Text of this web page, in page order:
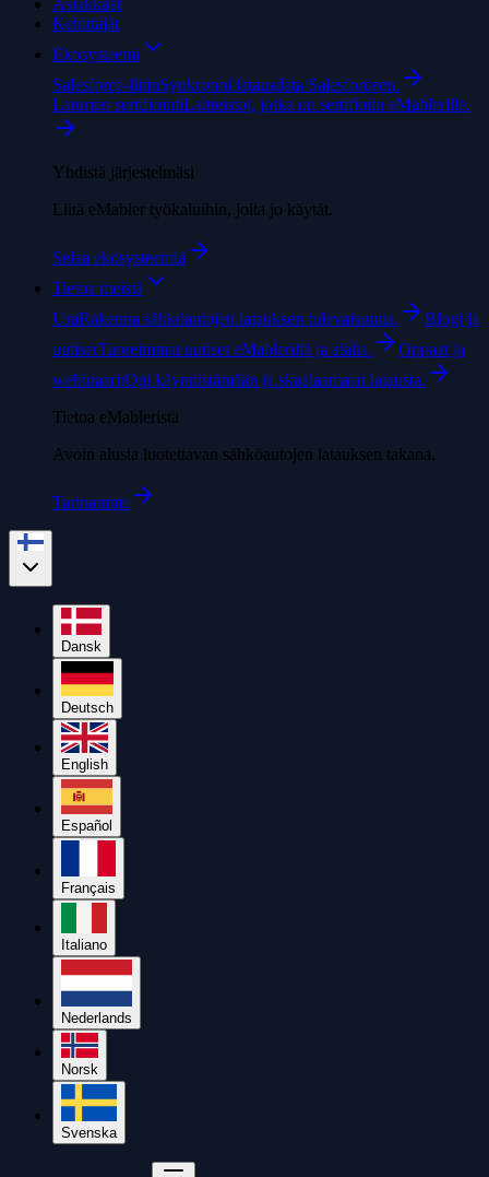
Asiakkaat
Kehittäjät
Ekosysteemi
Salesforce-liitinSynkronoi latausdata Salesforceen.
Laturien sertifiointiLaitteistot, jotka on sertifioitu eMablerille.
Yhdistä järjestelmäsi
Liitä eMabler työkaluihin, joita jo käytät.
Selaa ekosysteemiä
Tietoa meistä
UraRakenna sähköautojen latauksen tulevaisuutta.
Blogi ja
uutisetTuoreimmat uutiset eMableriltä ja alalta.
Oppaat ja
webinaaritOpi käynnistämään ja skaalaamaan latausta.
Tietoa eMableristä
Avoin alusta luotettavan sähköautojen latauksen takana.
Tarinamme
Dansk
Deutsch
English
Español
Français
Italiano
Nederlands
Norsk
Svenska